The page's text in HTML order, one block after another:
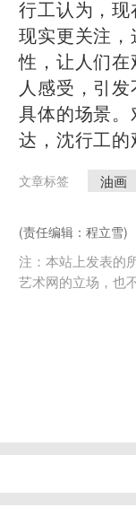
行工认为，
现实更关注
性，让人们
人感受，引
具体的场景
达，沈行工的
文章标签 油画
(责任编辑：程立雪)
注：本站上发表的
艺术网的立场，也